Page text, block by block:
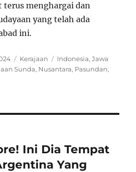
terus menghargai dan
yang telah ada
ini.
Categories
Kerajaan Tags
Indonesia,Jawa
Sunda, Nusantara, Pasundan,
Ini Dia Tempat
Yang